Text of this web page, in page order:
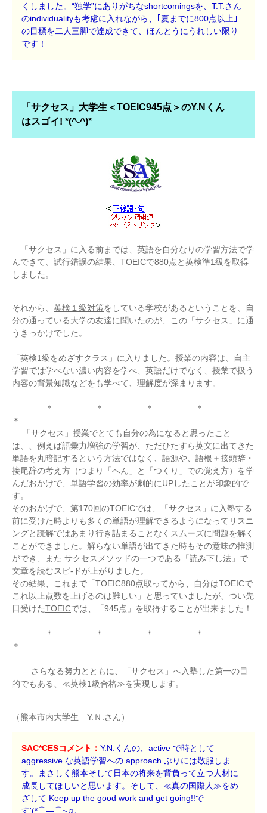
くしました。“独学”にありがちなshortcomingsを、T.T.さん
のindividualityも考慮に入れながら、｢夏までに800点以上｣
の目標を二人三脚で達成できて、ほんとうにうれしい限り
です！
「サクセス」大学生＜TOEIC945点＞のY.Nくん
はスゴイ! *(^-^)*
「サクセス」に入る前までは、英語を自分なりの学習方法で学
んできて、試行錯誤の結果、TOEICで880点と英検準1級を取得
しました。
それから、 英検１級対策をしている学校があるということを、自
分の通っている大学の友達に聞いたのが、この「サクセス」に通
うきっかけでした。
「英検1級をめざすクラス」に入りました。授業の内容は、自主
学習では学べない濃い内容を学べ、英語だけでなく、授業で扱う
内容の背景知識などをも学べて、理解度が深まります。
＊ ＊ ＊ ＊
＊
「サクセス」授業でとても自分の為になると思ったこと
は、、例えば語彙力増強の学習が、ただひたすら英文に出てきた
単語を丸暗記するという方法ではなく、語源や、語根＋接頭辞・
接尾辞の考え方（つまり「へん」と「つくり」での覚え方）を学
んだおかけで、単語学習の効率が劇的にUPしたことが印象的で
す。
そのおかげで、第170回のTOEICでは、「サクセス」に入塾する
前に受けた時よりも多くの単語が理解できるようになってリスニ
ングと読解ではあまり行き詰まることなくスムーズに問題を解く
ことができました。解らない単語が出てきた時もその意味の推測
ができ、また サクセスメソッドの一つである「読み下し法」で
文章を読むスピ-ドが上がりました。
その結果、これまで「TOEIC880点取ってから、自分はTOEICで
これ以上点数を上げるのは難しい」と思っていましたが、つい先
日受けたTOEICでは、「945点」を取得することが出来ました！
＊ ＊ ＊ ＊
＊
さらなる努力とともに、「サクセス」へ入塾した第一の目
的でもある、≪英検1級合格≫を実現します。
（熊本市内大学生 Y.Ｎ.さん）
SAC*CESコメント：Y.N.くんの、active で時として
aggressive な英語学習への approach ぶりには敬服しま
す。まさしく熊本そして日本の将来を背負って立つ人材に
成長してほしいと思います。そして、≪真の国際人≫をめ
ざして Keep up the good work and get going!!で
す'(*⌒―⌒~♫。